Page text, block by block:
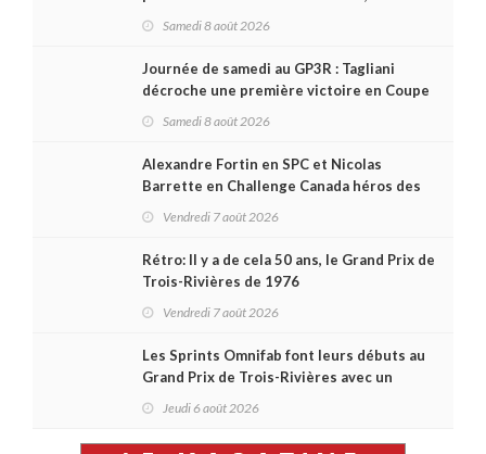
Samedi 8 août 2026
Journée de samedi au GP3R : Tagliani
décroche une première victoire en Coupe
Samedi 8 août 2026
Alexandre Fortin en SPC et Nicolas
Barrette en Challenge Canada héros des
Vendredi 7 août 2026
Rétro: Il y a de cela 50 ans, le Grand Prix de
Trois-Rivières de 1976
Vendredi 7 août 2026
Les Sprints Omnifab font leurs débuts au
Grand Prix de Trois-Rivières avec un
Jeudi 6 août 2026